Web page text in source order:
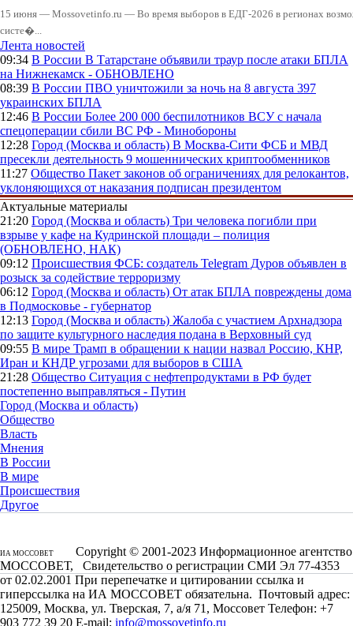
15 июня — Mossovetinfo.ru — Во время выборов в ЕДГ-2026 в регионах
систе�...
Лента новостей
09:34 В России В Татарстане объявили траур после атаки БПЛА
на Нижнекамск - ОБНОВЛЕНО
08:39 В России ПВО уничтожили за ночь на 8 августа 397
украинских БПЛА
12:46 В России Более 200 000 беспилотников ВСУ с начала
спецоперации сбили ВС РФ - Минобороны
12:28 Город (Москва и область) В Москва-Сити ФСБ и МВД
пресекли деятельность 9 мошеннических криптообменников
11:27 Общество Пакет законов об ограничениях для релокантов,
уклоняющихся от наказания подписан президентом
Актуальные материалы
21:20 Город (Москва и область) Три человека погибли при
взрыве у кафе на Кудринской площади – полиция
(ОБНОВЛЕНО, НАК)
09:12 Происшествия ФСБ: создатель Telegram Дуров объявлен в
розыск за содействие терроризму
06:12 Город (Москва и область) От атак БПЛА повреждены дома
в Подмосковье - губернатор
12:13 Город (Москва и область) Жалоба с участием Архнадзора
по защите культурного наследия подана в Верховный суд
09:55 В мире Трамп в обращении к нации назвал Россию, КНР,
Иран и КНДР угрозами для выборов в США
21:28 Общество Ситуация с нефтепродуктами в РФ будет
постепенно выправляться - Путин
Город (Москва и область)
Общество
Власть
Мнения
В России
В мире
Происшествия
Другое
ИА МОССОВЕТ
Copyright © 2001-2023 Информационное агентство
МОССОВЕТ, Свидетельство о регистрации СМИ Эл 77-4353
от 02.02.2001 При перепечатке и цитировании ссылка и
гиперссылка на ИА МОССОВЕТ обязательна. Почтовый адрес:
125009, Москва, ул. Тверская, 7, а/я 71, Моссовет Телефон: +7
903 772 39 20 E-mail: info@mossovetinfo.ru